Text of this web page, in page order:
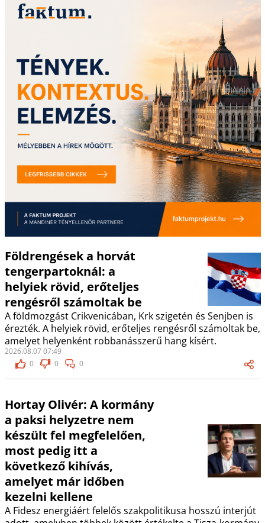
Földrengések a horvát
tengerpartoknál: a
helyiek rövid, erőteljes
rengésről számoltak be
A földmozgást Crikvenicában, Krk szigetén és Senjben is
érezték. A helyiek rövid, erőteljes rengésről számoltak be,
amelyet helyenként robbanásszerű hang kísért.
2026.08.07 07:49
0
0 0
Hortay Olivér: A kormány
a paksi helyzetre nem
készült fel megfelelően,
most pedig itt a
következő kihívás,
amelyet már időben
kezelni kellene
A Fidesz energiáért felelős szakpolitikusa hosszú interjút